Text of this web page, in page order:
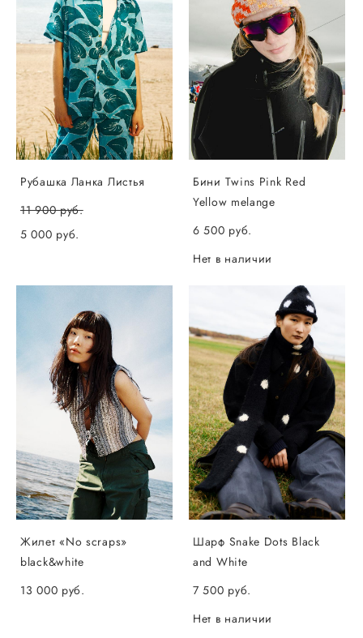
Рубашка Ланка Листья
11 900 pуб.
5 000 pуб.
Бини Twins Pink Red
Yellow melange
6 500 pуб.
Нет в наличии
Жилет «No scraps»
black&white
13 000 pуб.
Шарф Snake Dots Black
and White
7 500 pуб.
Нет в наличии